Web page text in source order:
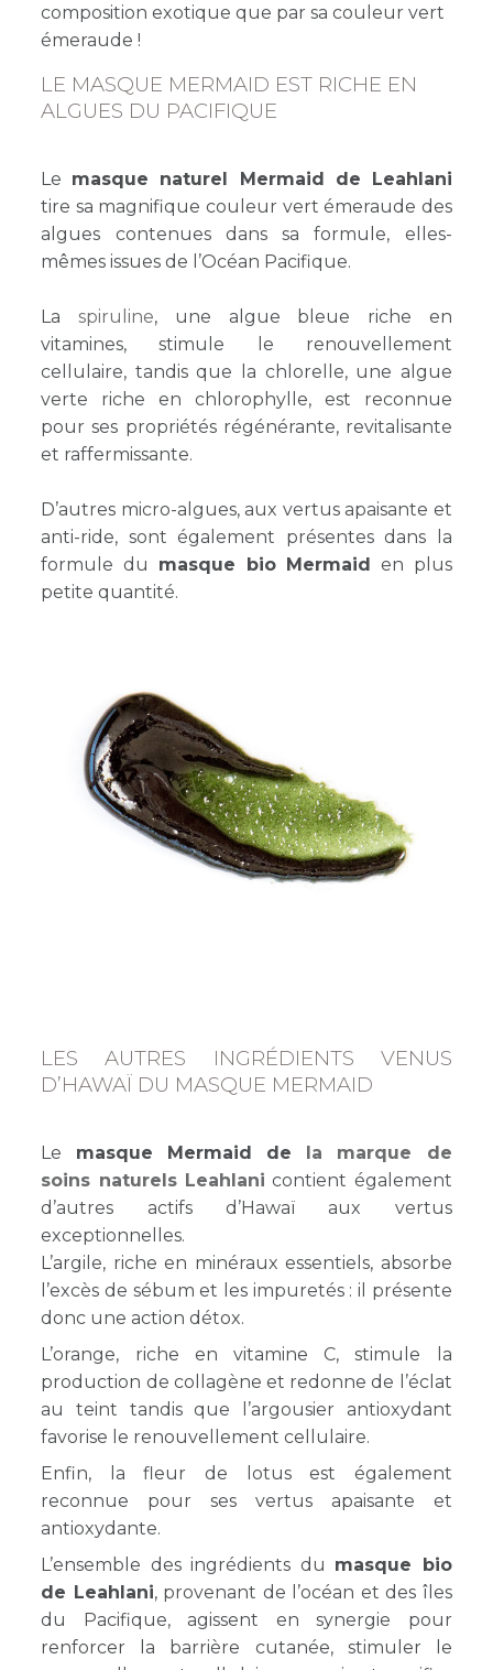
composition exotique que par sa couleur vert
émeraude !
LE MASQUE MERMAID EST RICHE EN
ALGUES DU PACIFIQUE
Le masque naturel Mermaid de Leahlani
tire sa magnifique couleur vert émeraude des
algues contenues dans sa formule, elles-
mêmes issues de l’Océan Pacifique.
Laspiruline, une algue bleue riche en
vitamines, stimule le renouvellement
cellulaire, tandis que la chlorelle, une algue
verte riche en chlorophylle, est reconnue
pour ses propriétés régénérante, revitalisante
et raffermissante.
D’autres micro-algues, aux vertus apaisante et
anti-ride, sont également présentes dans la
formule du masque bio Mermaid en plus
petite quantité.
LES AUTRES INGRÉDIENTS VENUS
D’HAWAÏ DU MASQUE MERMAID
Le masque Mermaid de la marque de
soins naturels Leahlani contient également
d’autres actifs d’Hawaï aux vertus
exceptionnelles.
L’argile, riche en minéraux essentiels, absorbe
l’excès de sébum et les impuretés : il présente
donc une action détox.
L’orange, riche en vitamine C, stimule la
production de collagène et redonne de l’éclat
au teint tandis que l’argousier antioxydant
favorise le renouvellement cellulaire.
Enfin, la fleur de lotus est également
reconnue pour ses vertus apaisante et
antioxydante.
L’ensemble des ingrédients du masque bio
de Leahlani, provenant de l’océan et des îles
du Pacifique, agissent en synergie pour
renforcer la barrière cutanée, stimuler le